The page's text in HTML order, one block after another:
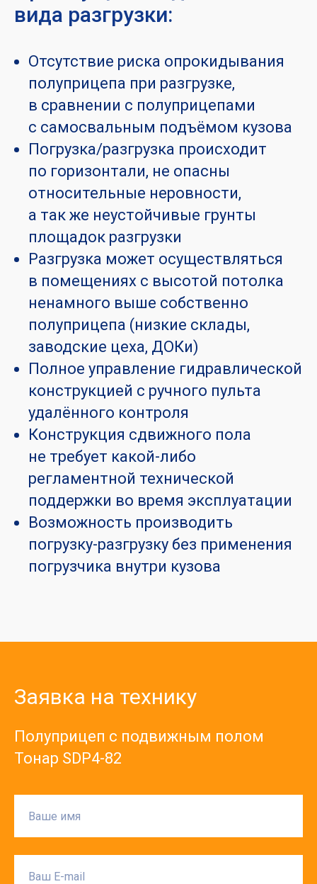
вида разгрузки:
Отсутствие риска опрокидывания
полуприцепа при разгрузке,
в сравнении с полуприцепами
с самосвальным подъёмом кузова
Погрузка/разгрузка происходит
по горизонтали, не опасны
относительные неровности,
а так же неустойчивые грунты
площадок разгрузки
Разгрузка может осуществляться
в помещениях с высотой потолка
ненамного выше собственно
полуприцепа (низкие склады,
заводские цеха, ДОКи)
Полное управление гидравлической
конструкцией с ручного пульта
удалённого контроля
Конструкция сдвижного пола
не требует какой-либо
регламентной технической
поддержки во время эксплуатации
Возможность производить
погрузку-разгрузку без применения
погрузчика внутри кузова
Заявка на технику
Полуприцеп с подвижным полом
Тонар SDP4-82